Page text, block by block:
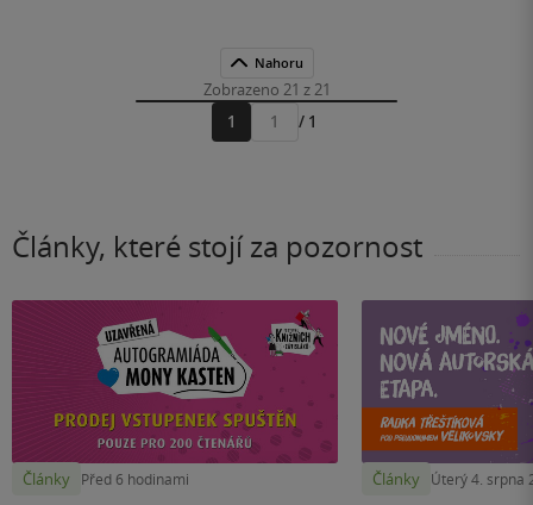
Nahoru
Zobrazeno 21 z 21
1
Přejít
/ 1
Články, které stojí za pozornost
Články Před 6 hodinami Články Úterý 4. srpna